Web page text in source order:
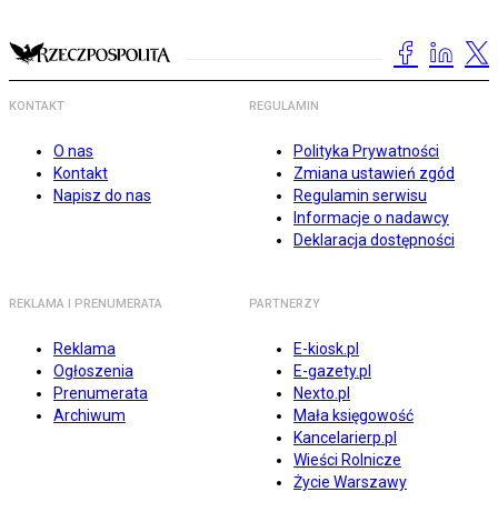
KONTAKT
O nas
Kontakt
Napisz do nas
REGULAMIN
Polityka Prywatności
Zmiana ustawień zgód
Regulamin serwisu
Informacje o nadawcy
Deklaracja dostępności
REKLAMA I PRENUMERATA
Reklama
Ogłoszenia
Prenumerata
Archiwum
PARTNERZY
E-kiosk.pl
E-gazety.pl
Nexto.pl
Mała księgowość
Kancelarierp.pl
Wieści Rolnicze
Życie Warszawy